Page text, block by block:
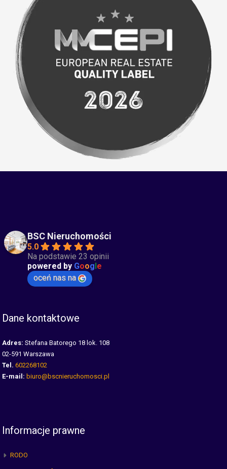
BSC Nieruchomości
5.0
Na podstawie 23 opinii
powered by Google
oceń nas na
Dane kontaktowe
Adres: Stefana Batorego 18 lok. 108
02-591 Warszawa
Tel. 602268102
E-mail: biuro@bscnieruchomosci.pl
Informacje prawne
RODO